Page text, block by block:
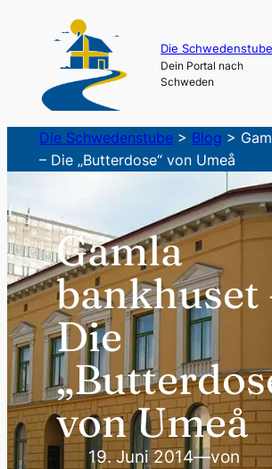
springen
Die Schwedenstube
Dein Portal nach
Schweden
Die Schwedenstube> Blog >
– Die „Butterdose“ von Umeå
Gamla
bankhuset
Die
von Umeå
19. Juni 2014—von